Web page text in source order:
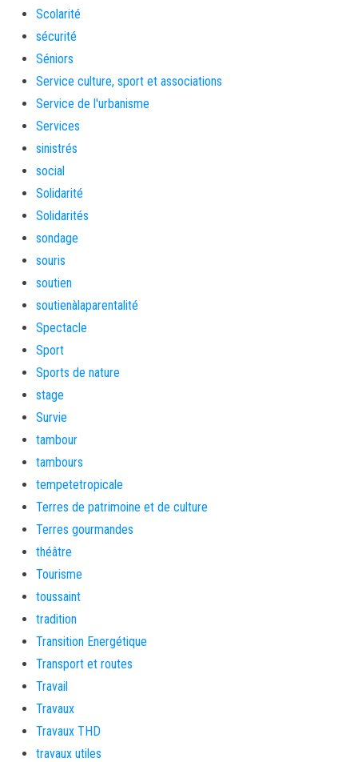
Scolarité
sécurité
Séniors
Service culture, sport et associations
Service de l'urbanisme
Services
sinistrés
social
Solidarité
Solidarités
sondage
souris
soutien
soutienàlaparentalité
Spectacle
Sport
Sports de nature
stage
Survie
tambour
tambours
tempetetropicale
Terres de patrimoine et de culture
Terres gourmandes
théâtre
Tourisme
toussaint
tradition
Transition Energétique
Transport et routes
Travail
Travaux
Travaux THD
travaux utiles